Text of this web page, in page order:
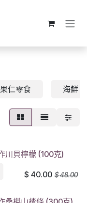
果仁零食 海鮮
川貝檸檬 (100克)
$ 40.00 $48.00